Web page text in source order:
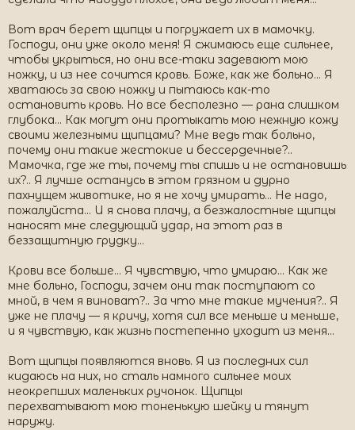
Вот врач берет щипцы и погружает их в мамочку.
Господи, они уже около меня! Я сжимаюсь еще сильнее,
чтобы укрыться, но они все-таки задевают мою
ножку, и из нее сочится кровь. Боже, как же больно… Я
хватаюсь за свою ножку и пытаюсь как-то
остановить кровь. Но все бесполезно — рана слишком
глубока… Как могут они протыкать мою нежную кожу
своими железными щипцами? Мне ведь так больно,
почему они такие жестокие и бессердечные?..
Мамочка, где же ты, почему ты спишь и не остановишь
их?.. Я лучше останусь в этом грязном и дурно
пахнущем животике, но я не хочу умирать… Не надо,
пожалуйста… И я снова плачу, а безжалостные щипцы
наносят мне следующий удар, на этот раз в
беззащитную грудку…
Крови все больше… Я чувствую, что умираю… Как же
мне больно, Господи, зачем они так поступают со
мной, в чем я виноват?.. За что мне такие мучения?.. Я
уже не плачу — я кричу, хотя сил все меньше и меньше,
и я чувствую, как жизнь постепенно уходит из меня…
Вот щипцы появляются вновь. Я из последних сил
кидаюсь на них, но сталь намного сильнее моих
неокрепших маленьких ручонок. Щипцы
перехватывают мою тоненькую шейку и тянут
наружу.